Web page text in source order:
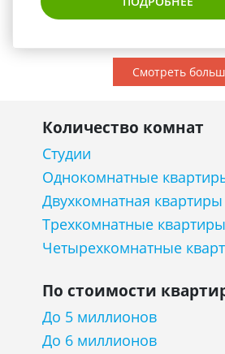
Смотреть
Количество комнат
Студии
Однокомнатные
Двухкомнатная квартиры
Трехкомнатные квартиры
Четырехкомнатные
По стоимости
До 5 миллионов
До 6 миллионов